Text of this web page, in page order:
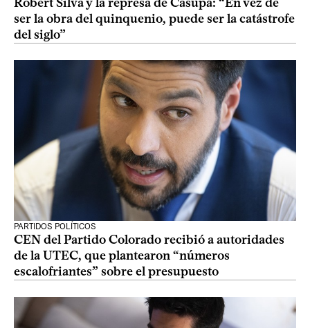
ser la obra del quinquenio, puede ser la catástrofe
del siglo”
PARTIDOS POLÍTICOS
CEN del Partido Colorado recibió a autoridades
de la UTEC, que plantearon “números
escalofriantes” sobre el presupuesto